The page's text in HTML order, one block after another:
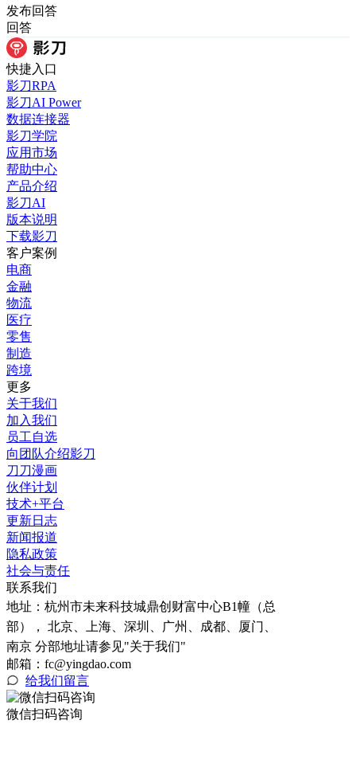
发布回答
回答
快捷入口
影刀RPA
影刀AI Power
数据连接器
影刀学院
应用市场
帮助中心
产品介绍
影刀AI
版本说明
下载影刀
客户案例
电商
金融
物流
医疗
零售
制造
跨境
更多
关于我们
加入我们
员工自选
向团队介绍影刀
刀刀漫画
伙伴计划
技术+平台
更新日志
新闻报道
隐私政策
社会与责任
联系我们
地址： 杭州市未来科技城鼎创财富中心B1幢（总
部）， 北京、上海、深圳、广州、成都、厦门、
南京 分部地址请参见"关于我们"
邮箱：fc@yingdao.com
给我们留言
微信扫码咨询